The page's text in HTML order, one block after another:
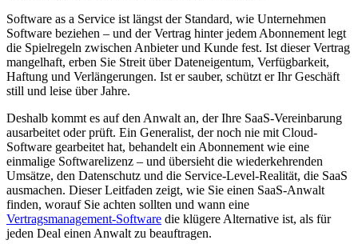
Software as a Service ist längst der Standard, wie Unternehmen
Software beziehen – und der Vertrag hinter jedem Abonnement legt
die Spielregeln zwischen Anbieter und Kunde fest. Ist dieser Vertrag
mangelhaft, erben Sie Streit über Dateneigentum, Verfügbarkeit,
Haftung und Verlängerungen. Ist er sauber, schützt er Ihr Geschäft
still und leise über Jahre.
Deshalb kommt es auf den Anwalt an, der Ihre SaaS-Vereinbarung
ausarbeitet oder prüft. Ein Generalist, der noch nie mit Cloud-
Software gearbeitet hat, behandelt ein Abonnement wie eine
einmalige Softwarelizenz – und übersieht die wiederkehrenden
Umsätze, den Datenschutz und die Service-Level-Realität, die SaaS
ausmachen. Dieser Leitfaden zeigt, wie Sie einen SaaS-Anwalt
finden, worauf Sie achten sollten und wann eine
Vertragsmanagement-Software die klügere Alternative ist, als für
jeden Deal einen Anwalt zu beauftragen.